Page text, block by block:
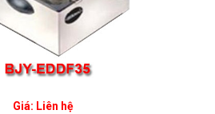
Giá: Liên hệ